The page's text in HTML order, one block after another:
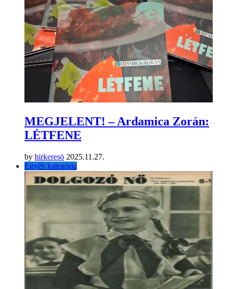
MEGJELENT! – Ardamica Zorán:
LÉTFENE
by hirkeresö 2025.11.27.
Egyéb kategória